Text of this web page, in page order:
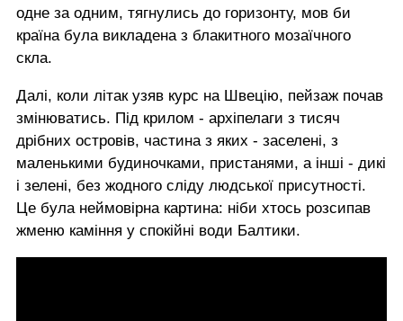
одне за одним, тягнулись до горизонту, мов би
країна була викладена з блакитного мозаїчного
скла.
Далі, коли літак узяв курс на Швецію, пейзаж почав
змінюватись. Під крилом - архіпелаги з тисяч
дрібних островів, частина з яких - заселені, з
маленькими будиночками, пристанями, а інші - дикі
і зелені, без жодного сліду людської присутності.
Це була неймовірна картина: ніби хтось розсипав
жменю каміння у спокійні води Балтики.